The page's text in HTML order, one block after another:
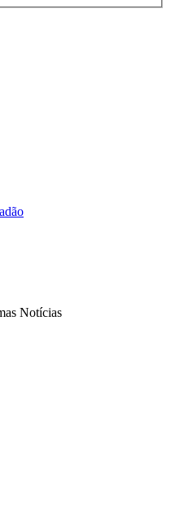
Notícias